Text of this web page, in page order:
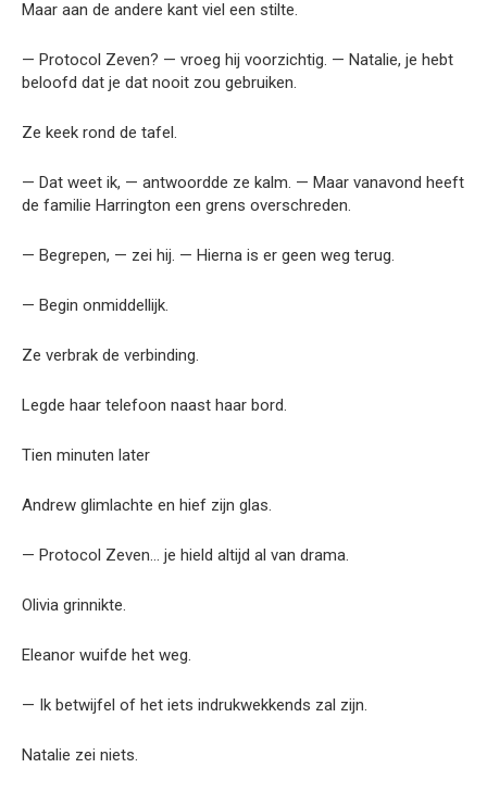
Maar aan de andere kant viel een stilte.
— Protocol Zeven? — vroeg hij voorzichtig. — Natalie, je hebt
beloofd dat je dat nooit zou gebruiken.
Ze keek rond de tafel.
— Dat weet ik, — antwoordde ze kalm. — Maar vanavond heeft
de familie Harrington een grens overschreden.
— Begrepen, — zei hij. — Hierna is er geen weg terug.
— Begin onmiddellijk.
Ze verbrak de verbinding.
Legde haar telefoon naast haar bord.
Tien minuten later
Andrew glimlachte en hief zijn glas.
— Protocol Zeven… je hield altijd al van drama.
Olivia grinnikte.
Eleanor wuifde het weg.
— Ik betwijfel of het iets indrukwekkends zal zijn.
Natalie zei niets.